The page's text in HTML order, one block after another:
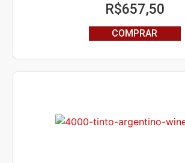
R$657,50
COMPRAR